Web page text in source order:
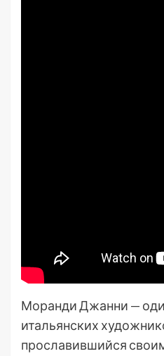
Моранди Джанни —
итальянских
прославившийся